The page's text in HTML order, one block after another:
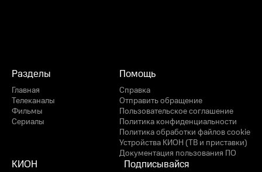
Разделы
Главная
Телеканалы
Фильмы
Сериалы
Помощь
Справка
Отправить обращение
Пользовательское соглашение
Политика конфиденциальности
Политика обработки файлов cookie
Устройства КИОН (ТВ и приставки)
Документация пользования ПО
КИОН Подписывайся